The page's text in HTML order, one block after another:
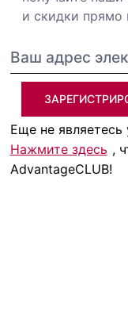
и скидки
Еще не являетесь
Нажмите здесь ,
AdvantageCLUB!